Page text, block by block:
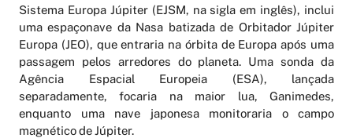
Sistema Europa Júpiter (EJSM, na sigla em inglês), inclui
uma espaçonave da Nasa batizada de Orbitador Júpiter
Europa (JEO), que entraria na órbita de Europa após uma
passagem pelos arredores do planeta. Uma sonda da
Agência Espacial Europeia (ESA), lançada
separadamente, focaria na maior lua, Ganimedes,
enquanto uma nave japonesa monitoraria o campo
magnético de Júpiter.